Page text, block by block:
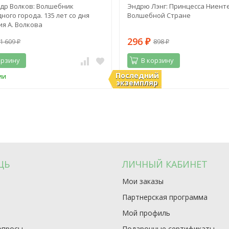
Волков: Волшебник
города. 135 лет со дня
А. Волкова
609₽
Последний
экземпляр
Эндрю Лэнг: Принцесса
Волшебной Стране
296 ₽ 898₽
В корзину
В наличии
ЛИЧНЫЙ КАБИНЕТ
Мои заказы
Партнерская программа
Мой профиль